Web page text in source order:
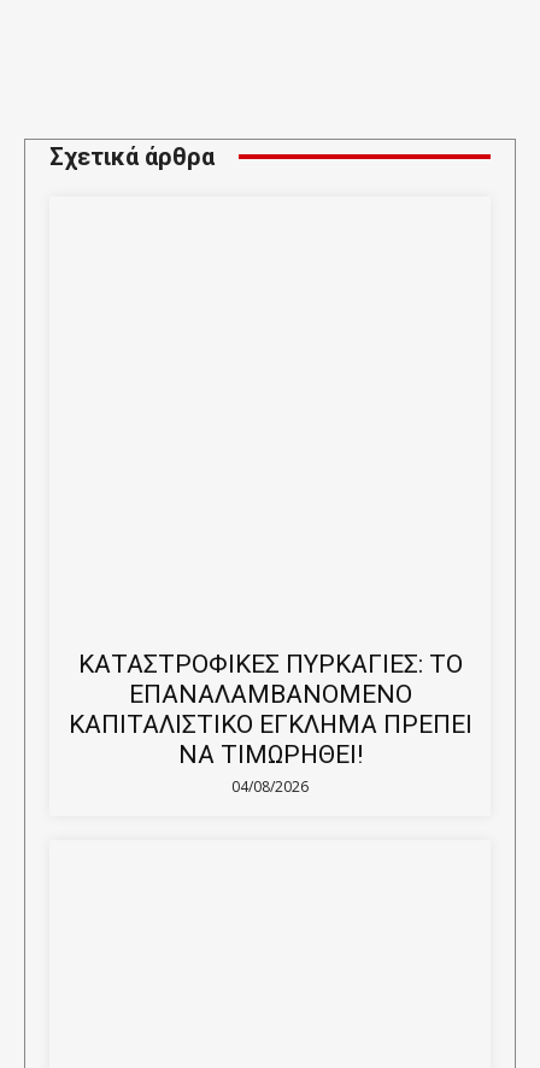
Σχετικά άρθρα
ΚΑΤΑΣΤΡΟΦΙΚΕΣ ΠΥΡΚΑΓΙΕΣ: ΤΟ
ΕΠΑΝΑΛΑΜΒΑΝΟΜΕΝΟ
ΚΑΠΙΤΑΛΙΣΤΙΚΟ ΕΓΚΛΗΜΑ ΠΡΕΠΕΙ
ΝΑ ΤΙΜΩΡΗΘΕΙ!
04/08/2026